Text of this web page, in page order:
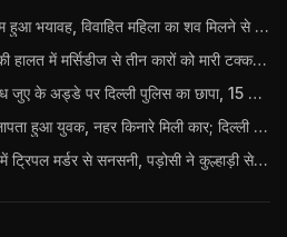
20 छोटे लड़के से प्यार का अंजाम हुआ भयावह, विवाहित महिला का शव मिलने से मचा हड़कंप
राजधानी दिल्ली के नरेला में नशे की हालत में मर्सिडीज से तीन कारों को मारी टक्कर, बुजुर्ग महिला की मौत; हिरासत में आरोपी
Delhi News: इंद्रपुरी में अवैध जुए के अड्डे पर दिल्ली पुलिस का छापा, 15 जुआरियों को पकड़ा; ₹3.61 लाख नकद और अन्य सामान बरामद
गुरुग्राम में नौकरी के पहले दिन लापता हुआ युवक, नहर किनारे मिली कार; दिल्ली पुलिस ने दर्ज की FIR
Jharkhand News:बोकरो में ट्रिपल मर्डर से सनसनी, पड़ोसी ने कुल्हाड़ी से पति-पत्नी और बहु की हत्या की